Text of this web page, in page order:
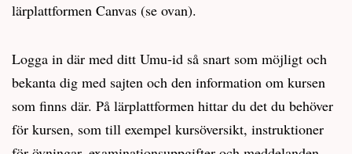
lärplattformen Canvas (se ovan).
Logga in där med ditt Umu-id så snart som möjligt och
bekanta dig med sajten och den information om kursen
som finns där. På lärplattformen hittar du det du behöver
för kursen, som till exempel kursöversikt, instruktioner